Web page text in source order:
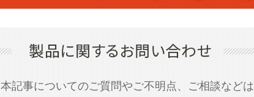
本記事についてのご質問やご不明点、ご相談などは